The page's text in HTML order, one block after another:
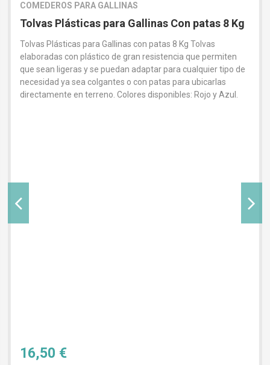
COMEDEROS PARA GALLINAS
Tolvas Plásticas para Gallinas Con patas 8 Kg
Tolvas Plásticas para Gallinas con patas 8 Kg Tolvas
elaboradas con plástico de gran resistencia que permiten
que sean ligeras y se puedan adaptar para cualquier tipo de
necesidad ya sea colgantes o con patas para ubicarlas
directamente en terreno. Colores disponibles: Rojo y Azul.
16,50 €